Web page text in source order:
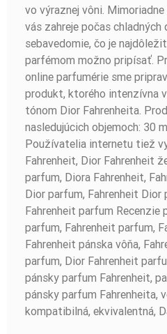
vo výraznej vôni.
vás zahreje počas chladných
sebavedomie, čo je
parfémom možno pripísať.
online parfumérie sme
produkt, ktorého intenzívna
tónom Dior Fahrenheita.
nasledujúcich objemoch: 30
Používatelia internetu tiež
Fahrenheit, Dior Fahrenheit
parfum, Diora Fahrenheit,
Dior parfum, Fahrenheit Dior
Fahrenheit parfum Recenzie
parfum, Fahrenheit parfum,
Fahrenheit pánska vôňa,
parfum, Dior Fahrenheit
pánsky parfum Fahrenheit,
pánsky parfum Fahrenheita,
kompatibilná, ekvivalentná,